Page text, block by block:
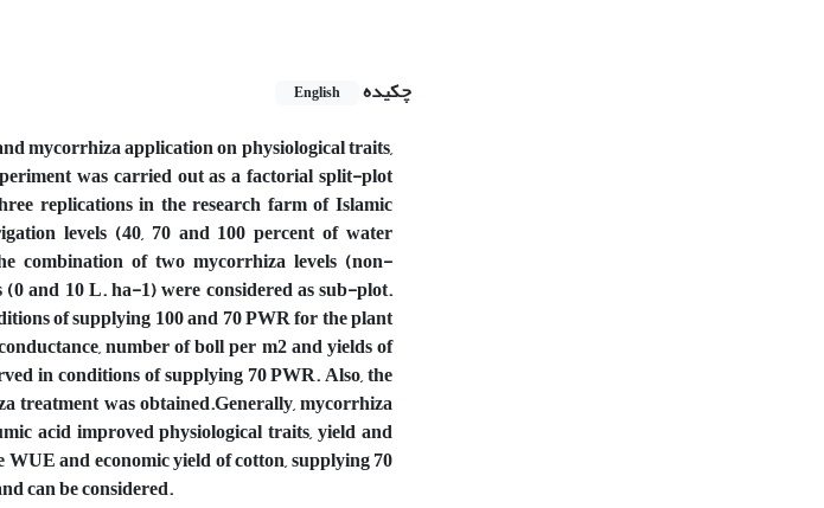
چکیده
English
mycorrhiza application on physiological traits,
was carried out as a factorial split-plot
replications in the research farm of Islamic
levels (40, 70 and 100 percent of water
combination of two mycorrhiza levels (non-
and 10 L. ha-1) were considered as sub-plot.
of supplying 100 and 70 PWR for the plant
number of boll per m2 and yields of
in conditions of supplying 70 PWR. Also, the
treatment was obtained.Generally, mycorrhiza
acid improved physiological traits, yield and
and economic yield of cotton, supplying 70
can be considered.